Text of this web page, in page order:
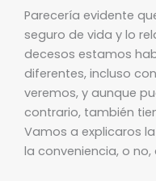
Parecería evidente
seguro de vida y lo
decesos estamos
diferentes, incluso
veremos, y aunque
contrario, también
Vamos a explicaros
la conveniencia, o